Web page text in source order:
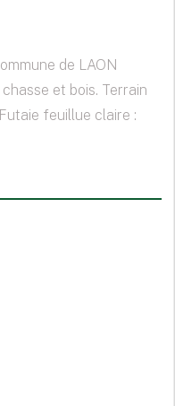
de LAON
et bois. Terrain
feuillue claire :